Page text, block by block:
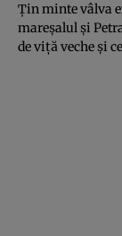
Ţin minte vâlva
mareşalul şi
de viţă veche şi